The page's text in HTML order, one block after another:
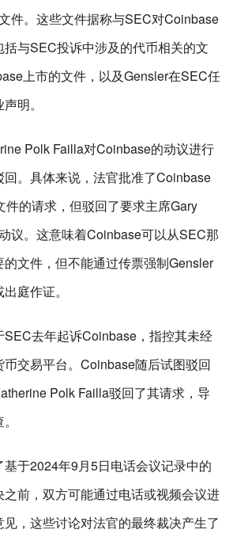
件。这些文件据称与SEC对Coinbase
与SEC投诉中涉及的代币相关的文
上市的文件，以及Gensler在SEC任
明。
Polk Failla对Coinbase的动议进行
。具体来说，法官批准了Coinbase
的请求，但驳回了要求主席Gary
议。这意味着Coinbase可以从SEC那
文件，但不能通过传票强制Gensler
庭作证。
去年起诉Coinbase，指控其未经
交易平台。Coinbase随后试图驳回
Polk Failla驳回了其请求，导
于2024年9月5日电话会议记录中的
前，双方可能通过电话或视频会议进
，这些讨论对法官的最终裁决产生了